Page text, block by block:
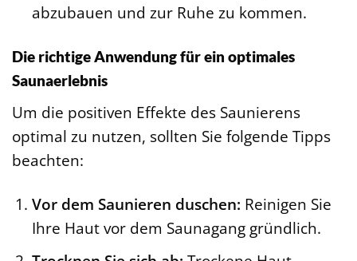
abzubauen und zur Ruhe zu kommen.
Die richtige Anwendung für ein optimales
Saunaerlebnis
Um die positiven Effekte des Saunierens
optimal zu nutzen, sollten Sie folgende Tipps
beachten:
Vor dem Saunieren duschen: Reinigen Sie
Ihre Haut vor dem Saunagang gründlich.